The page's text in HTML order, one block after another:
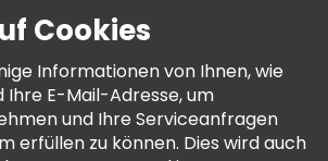
Cookies
Informationen von Ihnen, wie
Ihre E-Mail-Adresse, um
und Ihre Serviceanfragen
erfüllen zu können. Dies wird auch